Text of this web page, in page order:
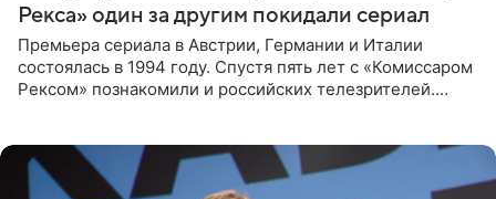
Рекса» один за другим покидали сериал
Премьера сериала в Австрии, Германии и Италии
состоялась в 1994 году. Спустя пять лет с «Комиссаром
Рексом» познакомили и российских телезрителей.